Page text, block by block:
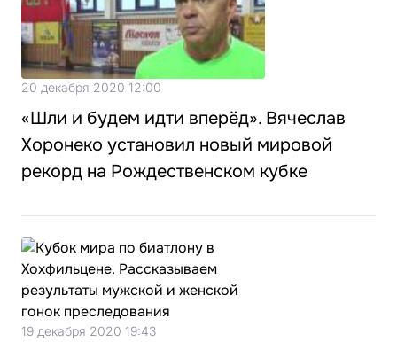
20 декабря 2020 12:00
«Шли и будем идти вперёд». Вячеслав
Хоронеко установил новый мировой
рекорд на Рождественском кубке
19 декабря 2020 19:43